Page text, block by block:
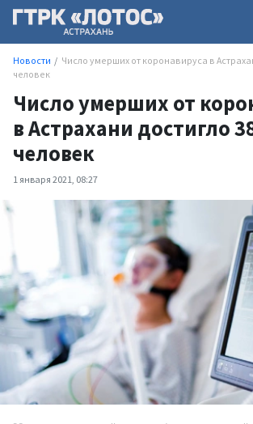
Новости
Число умерших от коронавируса в
человек
Число умерших от
в Астрахани достигло
человек
1 января 2021, 08:27